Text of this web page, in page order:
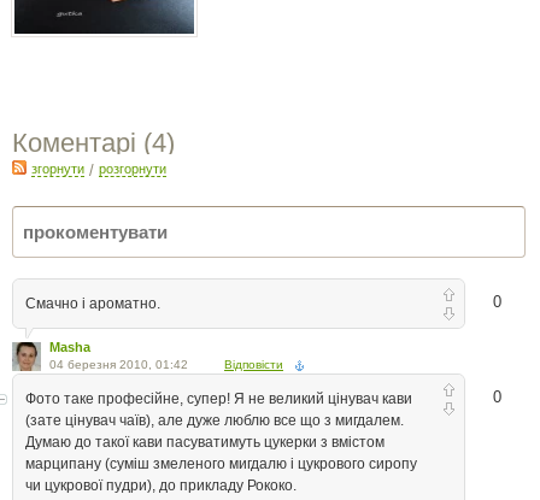
Коментарі (4)
згорнути / розгорнути
0
Смачно і ароматно.
Masha
04 березня 2010, 01:42 Відповісти
0
Фото таке професійне, супер! Я не великий цінувач кави
(зате цінувач чаїв), але дуже люблю все що з мигдалем.
Думаю до такої кави пасуватимуть цукерки з вмістом
марципану (суміш змеленого мигдалю і цукрового сиропу
чи цукрової пудри), до прикладу Рококо.